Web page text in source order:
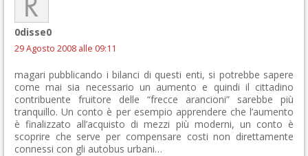
0disse0
29 Agosto 2008 alle 09:11
magari pubblicando i bilanci di questi enti, si potrebbe sapere
come mai sia necessario un aumento e quindi il cittadino
contribuente fruitore delle “frecce arancioni” sarebbe più
tranquillo. Un conto è per esempio apprendere che l’aumento
è finalizzato all’acquisto di mezzi più moderni, un conto è
scoprire che serve per compensare costi non direttamente
connessi con gli autobus urbani…